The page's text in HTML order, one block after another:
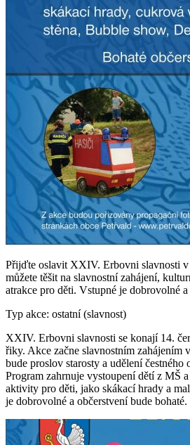
Přijďte oslavit XXIV. Erbovni slavnosti v
můžete těšit na slavnostní zahájení,
atrakce pro děti. Vstupné je dobrovolné
Typ akce: ostatní (slavnost)
XXIV. Erbovni slavnosti se konají 14.
řiky. Akce začne slavnostním zahájením
bude proslov starosty a udělení čestného
Program zahrnuje vystoupení dětí z MŠ
aktivity pro děti, jako skákací hrady a
je dobrovolné a občerstvení bude bohaté.